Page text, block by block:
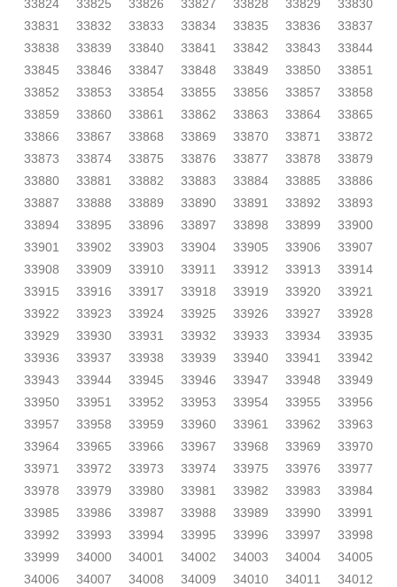
33824
33825 33826 33827 33828 33829
33830
33831
33832 33833 33834 33835 33836
33837
33838
33839 33840 33841 33842 33843
33844
33845
33846 33847 33848 33849 33850
33851
33852
33853 33854 33855 33856 33857
33858
33859
33860 33861 33862 33863 33864
33865
33866
33867 33868 33869 33870 33871
33872
33873
33874 33875 33876 33877 33878
33879
33880
33881 33882 33883 33884 33885
33886
33887
33888 33889 33890 33891 33892
33893
33894
33895 33896 33897 33898 33899
33900
33901
33902 33903 33904 33905 33906
33907
33908
33909 33910 33911 33912 33913
33914
33915
33916 33917 33918 33919 33920
33921
33922
33923 33924 33925 33926 33927
33928
33929
33930 33931 33932 33933 33934
33935
33936
33937 33938 33939 33940 33941
33942
33943
33944 33945 33946 33947 33948
33949
33950
33951 33952 33953 33954 33955
33956
33957
33958 33959 33960 33961 33962
33963
33964
33965 33966 33967 33968 33969
33970
33971
33972 33973 33974 33975 33976
33977
33978
33979 33980 33981 33982 33983
33984
33985
33986 33987 33988 33989 33990
33991
33992
33993 33994 33995 33996 33997
33998
33999
34000 34001 34002 34003 34004
34005
34006
34007 34008 34009 34010 34011
34012